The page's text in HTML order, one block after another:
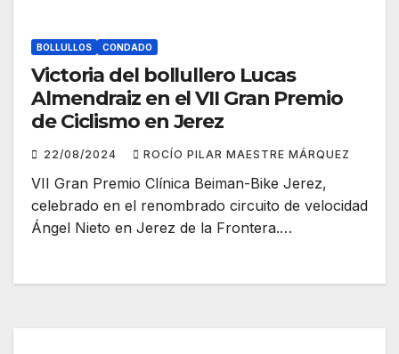
BOLLULLOS CONDADO
Victoria del bollullero Lucas
Almendraiz en el VII Gran Premio
de Ciclismo en Jerez
22/08/2024 ROCÍO PILAR MAESTRE MÁRQUEZ
VII Gran Premio Clínica Beiman-Bike Jerez,
celebrado en el renombrado circuito de velocidad
Ángel Nieto en Jerez de la Frontera.…